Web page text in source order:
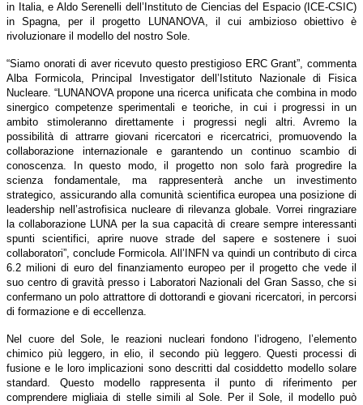
in Italia, e Aldo Serenelli dell’Instituto de Ciencias del Espacio (ICE-CSIC)
in Spagna, per il progetto LUNANOVA, il cui ambizioso obiettivo è
rivoluzionare il modello del nostro Sole.
“Siamo onorati di aver ricevuto questo prestigioso ERC Grant”, commenta
Alba Formicola, Principal Investigator dell’Istituto Nazionale di Fisica
Nucleare. “LUNANOVA propone una ricerca unificata che combina in modo
sinergico competenze sperimentali e teoriche, in cui i progressi in un
ambito stimoleranno direttamente i progressi negli altri. Avremo la
possibilità di attrarre giovani ricercatori e ricercatrici, promuovendo la
collaborazione internazionale e garantendo un continuo scambio di
conoscenza. In questo modo, il progetto non solo farà progredire la
scienza fondamentale, ma rappresenterà anche un investimento
strategico, assicurando alla comunità scientifica europea una posizione di
leadership nell’astrofisica nucleare di rilevanza globale. Vorrei ringraziare
la collaborazione LUNA per la sua capacità di creare sempre interessanti
spunti scientifici, aprire nuove strade del sapere e sostenere i suoi
collaboratori”, conclude Formicola. All’INFN va quindi un contributo di circa
6.2 milioni di euro del finanziamento europeo per il progetto che vede il
suo centro di gravità presso i Laboratori Nazionali del Gran Sasso, che si
confermano un polo attrattore di dottorandi e giovani ricercatori, in percorsi
di formazione e di eccellenza.
Nel cuore del Sole, le reazioni nucleari fondono l’idrogeno, l’elemento
chimico più leggero, in elio, il secondo più leggero. Questi processi di
fusione e le loro implicazioni sono descritti dal cosiddetto modello solare
standard. Questo modello rappresenta il punto di riferimento per
comprendere migliaia di stelle simili al Sole. Per il Sole, il modello può